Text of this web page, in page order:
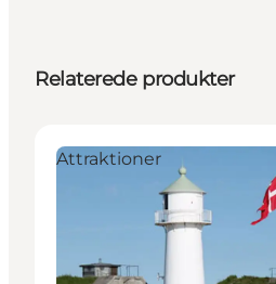
Relaterede produkter
Attraktioner